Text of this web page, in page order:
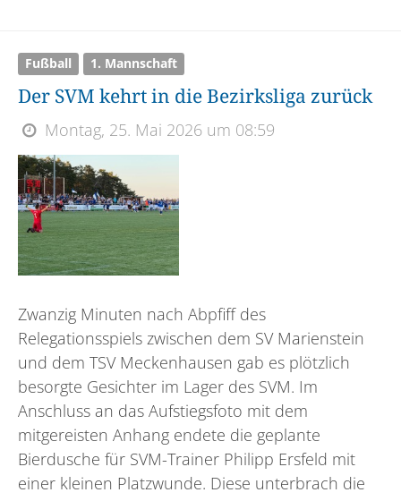
Fußball 1. Mannschaft
Der SVM kehrt in die Bezirksliga zurück
Montag, 25. Mai 2026 um 08:59
Zwanzig Minuten nach Abpfiff des
Relegationsspiels zwischen dem SV Marienstein
und dem TSV Meckenhausen gab es plötzlich
besorgte Gesichter im Lager des SVM. Im
Anschluss an das Aufstiegsfoto mit dem
mitgereisten Anhang endete die geplante
Bierdusche für SVM-Trainer Philipp Ersfeld mit
einer kleinen Platzwunde. Diese unterbrach die